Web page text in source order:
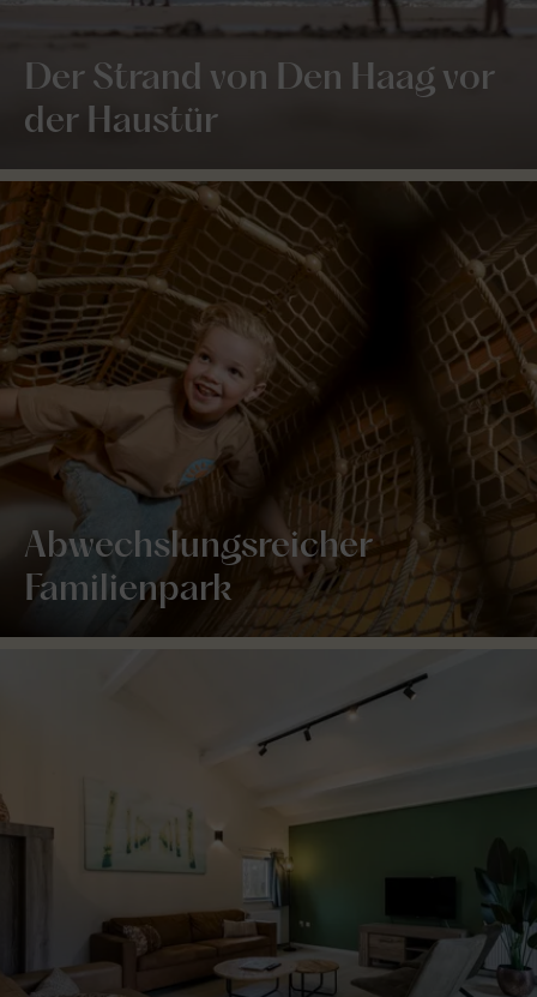
Der Strand von Den Haag vor
der Haustür
Abwechslungsreicher
Familienpark